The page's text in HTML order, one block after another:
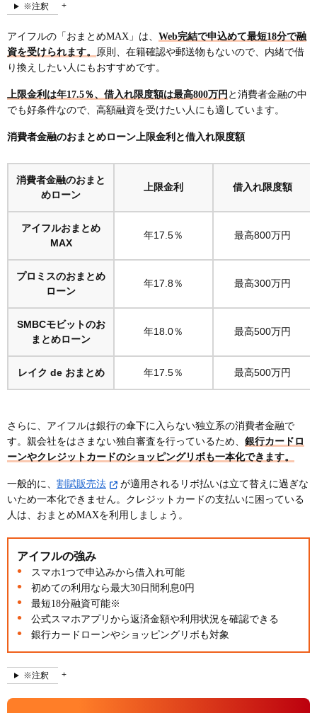
※注釈
アイフルの「おまとめMAX」は、 Web完結で申込めて最短18分で融
資を受けられます。 原則、在籍確認や郵送物もないので、内緒で借
り換えしたい人にもおすすめです。
上限金利は年17.5％、借入れ限度額は最高800万円 と消費者金融の中
でも好条件なので、高額融資を受けたい人にも適しています。
消費者金融のおまとめローン上限金利と借入れ限度額
消費者金融のおまと
めローン
上限金利 借入れ限度額
アイフルおまとめ
MAX
年17.5％ 最高800万円
プロミスのおまとめ
ローン
年17.8％ 最高300万円
SMBCモビットのお
まとめローン
年18.0％ 最高500万円
レイク de おまとめ 年17.5％ 最高500万円
さらに、アイフルは銀行の傘下に入らない独立系の消費者金融で
す。親会社をはさまない独自審査を行っているため、 銀行カードロ
ーンやクレジットカードのショッピングリボも一本化できます。
一般的に、 割賦販売法
が適用されるリボ払いは立て替えに過ぎな
いため一本化できません。クレジットカードの支払いに困っている
人は、おまとめMAXを利用しましょう。
アイフルの強み
スマホ1つで申込みから借入れ可能
初めての利用なら最大30日間利息0円
最短18分融資可能※
公式スマホアプリから返済金額や利用状況を確認できる
銀行カードローンやショッピングリボも対象
※注釈